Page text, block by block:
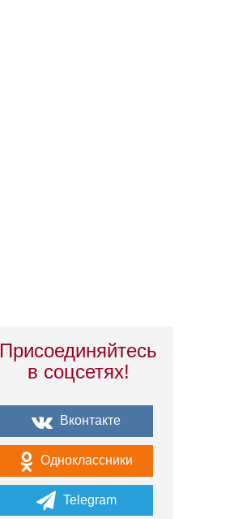
Присоединяйтесь
в соцсетях!
Вконтакте
Одноклассники
Telegram